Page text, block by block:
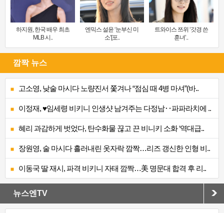
하지원, 한국 배우 최초
MLB 시..
엔믹스 설윤 ‘눈부신 미
소’[포..
트와이스 쯔위 ‘갓경 쓴
훈녀’..
깜짝 뉴스
고소영, 낮술 마시다 노량진서 쫓겨나 “점심 때 4병 마셔”(바..
이정재, ♥임세령 비키니 인생샷 남겨주는 다정남‥파파라치에 ..
혜리 과감하게 벗었다, 탄수화물 끊고 끈 비니키 소화 ‘역대급..
장원영, 술 마시다 흘러내린 옷자락 깜짝…리즈 갱신한 인형 비..
이동국 딸 재시, 파격 비키니 자태 깜짝…美 명문대 합격 후 리..
뉴스엔TV